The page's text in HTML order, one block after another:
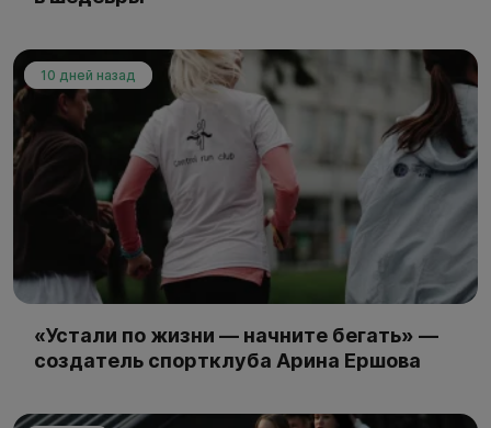
10 дней назад
«Устали по жизни — начните бегать» —
создатель спортклуба Арина Ершова